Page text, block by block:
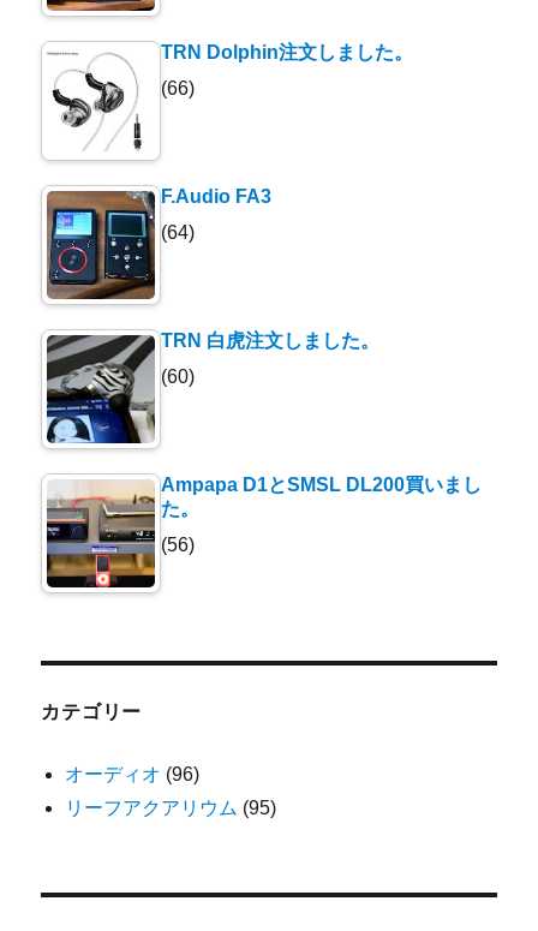
TRN Dolphin注文しました。
(66)
F.Audio FA3
(64)
TRN 白虎注文しました。
(60)
Ampapa D1とSMSL DL200買いまし
た。
(56)
カテゴリー
オーディオ (96)
リーフアクアリウム (95)